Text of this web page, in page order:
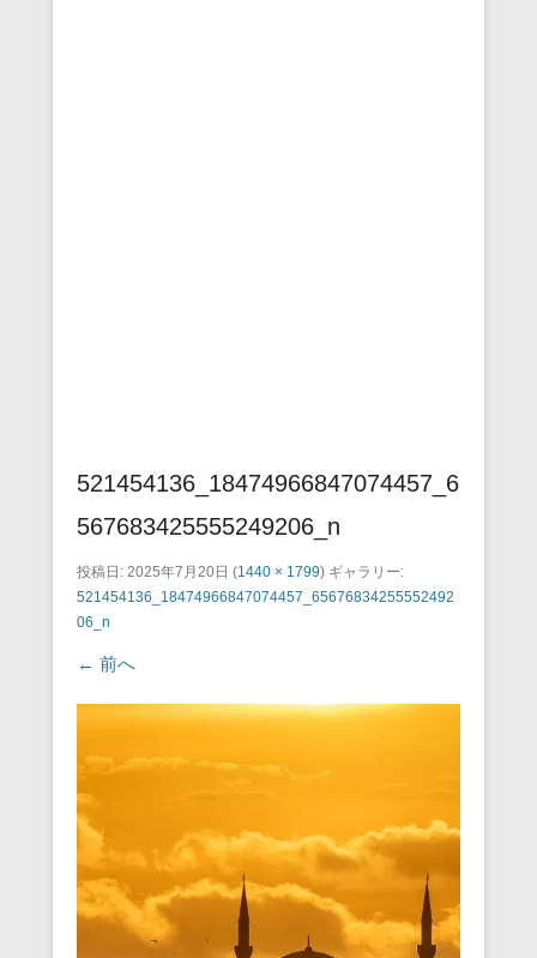
521454136_18474966847074457_6
567683425555249206_n
投稿日: 2025年7月20日 (1440 × 1799) ギャラリー:
521454136_18474966847074457_65676834255552492
06_n
← 前へ